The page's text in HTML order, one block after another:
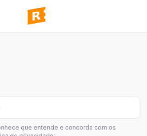
disponíveis
que entende e concorda com os